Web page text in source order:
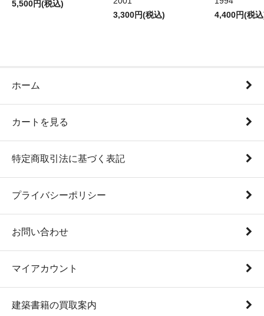
5,500円(税込)
3,300円(税込)
4,400円(税
ホーム
カートを見る
特定商取引法に基づく表記
プライバシーポリシー
お問い合わせ
マイアカウント
建築書籍の買取案内